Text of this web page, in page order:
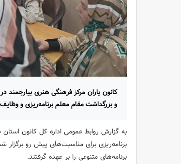
کانون یاران مرکز فرهنگی هنری بیارجمند
و بزرگداشت مقام معلم برنامه‌ریزی و
به گزارش روابط عمومی اداره کل کانون
برنامه‌ریزی برای مناسبت‌های پیش رو
برنامه‌های متنوعی را بر عهده گرفتند.